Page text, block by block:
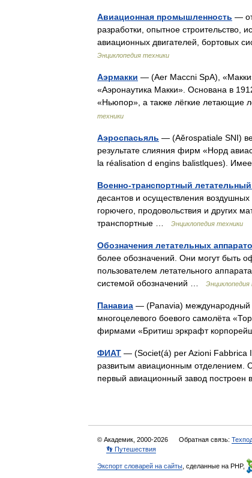
Авиационная промышленность —
разработки, опытное строительство,
авиационных двигателей, бортовых
Энциклопедия техники
Аэрмакки — (Aer Maccni SpA),
«Аэронаутика Макки». Основана в
«Ньюпор», а также лёгкие летающие
техники
Аэроспасьяль — (Aĕrospatiale SNI)
результате слияния фирм «Норд
la réalisation d engins balistlques).
Военно-транспортный летательный
десантов и осуществления
горючего, продовольствия и других
транспортные …
Энциклопедия техники
Обозначения летательных
более обозначений. Они могут быть
пользователем летательного
системой обозначений …
Энциклопедия
Панавиа — (Panavia) международный
многоцелевого боевого самолёта
фирмами «Бритиш эркрафт
ФИАТ — (Societ(á) per Azioni Fabbrica
развитым авиационным отделением.
первый авиационный завод
© Академик, 2000-2026 Обратная связь:
👣 Путешествия
Экспорт словарей на сайты , сделанные на PHP,